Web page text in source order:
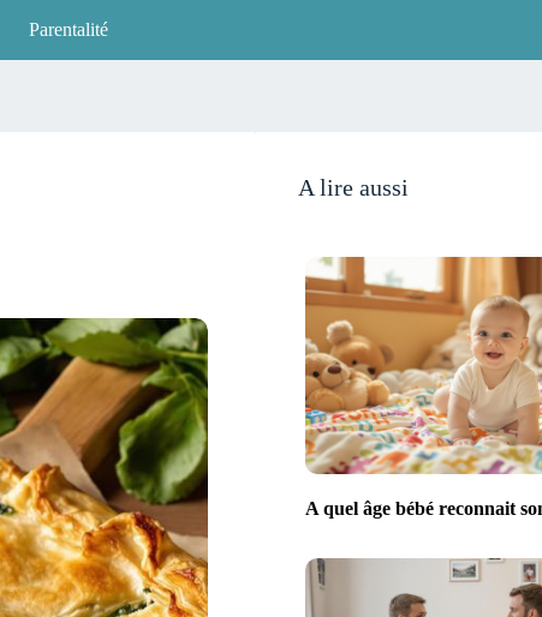
Parentalité
A lire aussi
A quel âge bébé reconnait